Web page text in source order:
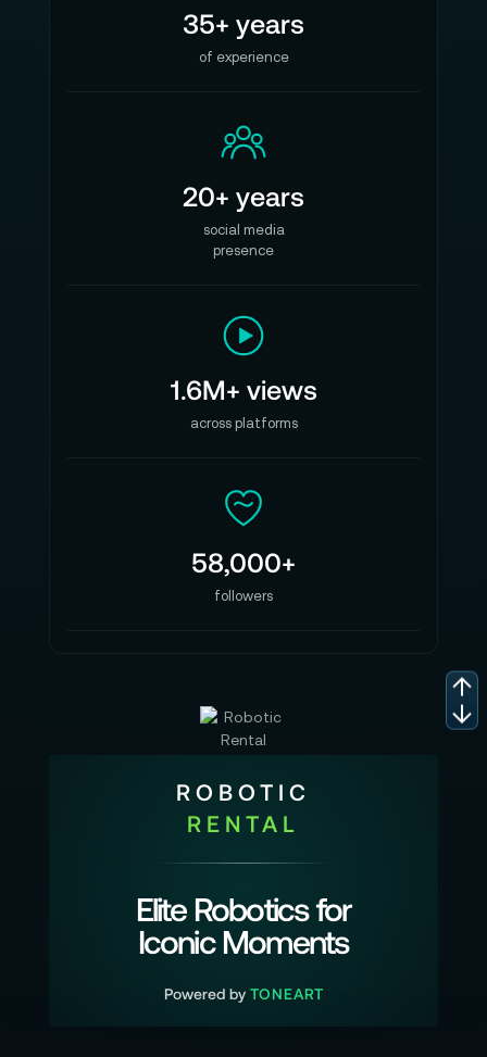
35+ years
of experience
20+ years
social media
presence
1.6M+ views
across platforms
58,000+
followers
ROBOTIC
RENTAL
Elite Robotics for
Iconic Moments
Powered by TONEART